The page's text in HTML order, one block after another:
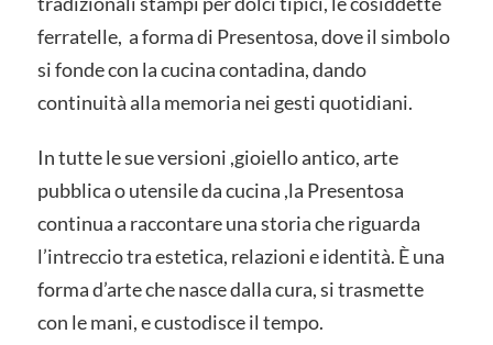
ferratelle, a forma di Presentosa, dove il simbolo
si fonde con la cucina contadina, dando
continuità alla memoria nei gesti quotidiani.
In tutte le sue versioni ,gioiello antico, arte
pubblica o utensile da cucina ,la Presentosa
continua a raccontare una storia che riguarda
l’intreccio tra estetica, relazioni e identità. È una
forma d’arte che nasce dalla cura, si trasmette
con le mani, e custodisce il tempo.